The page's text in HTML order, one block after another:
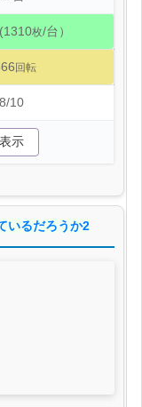
(1310枚/台）
回転
8/10
表示
いるだろうか2